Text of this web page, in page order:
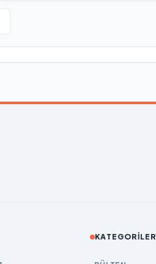
KATEGORILER